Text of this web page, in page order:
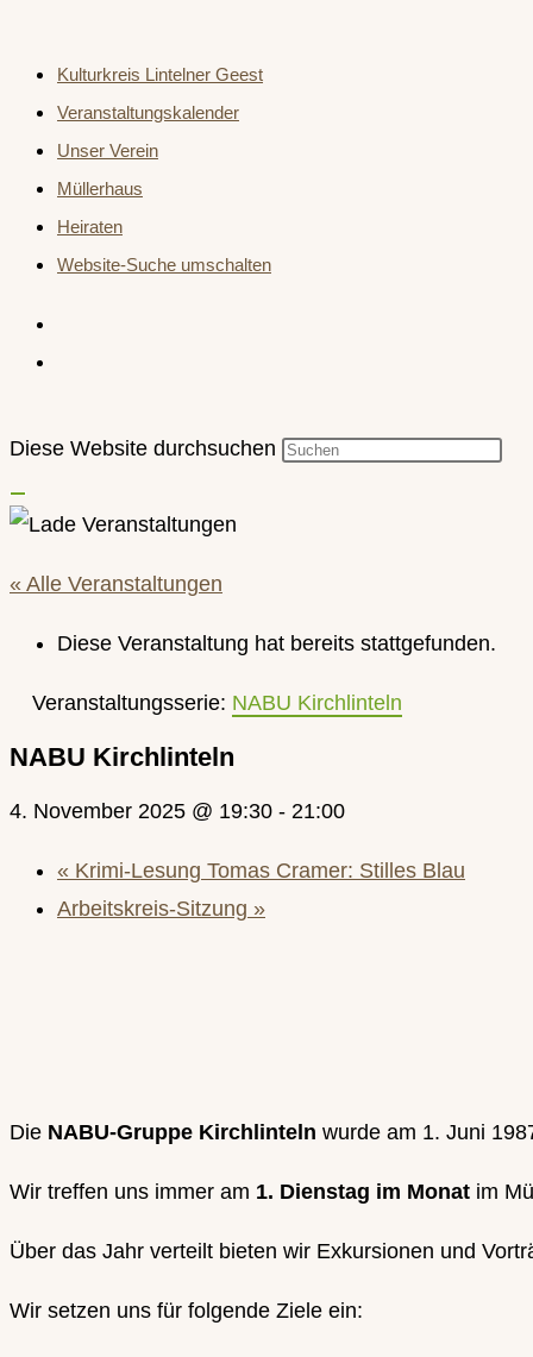
Kulturkreis Lintelner Geest
Veranstaltungskalender
Unser Verein
Müllerhaus
Heiraten
Website-Suche umschalten
Diese Website durchsuchen
« Alle Veranstaltungen
Diese Veranstaltung hat bereits stattgefunden.
Veranstaltungsserie: NABU Kirchlinteln
NABU Kirchlinteln
4. November 2025 @ 19:30 - 21:00
« Krimi-Lesung Tomas Cramer: Stilles Blau
Arbeitskreis-Sitzung »
Die NABU-Gruppe Kirchlinteln wurde am 1. Juni
Wir treffen uns immer am 1. Dienstag im Monat im
Über das Jahr verteilt bieten wir Exkursionen und
Wir setzen uns für folgende Ziele ein: